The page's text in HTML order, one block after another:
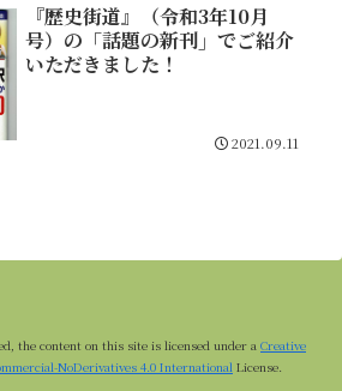
『歴史街道』（令和3年10月
号）の「話題の新刊」でご紹介
いただきました！
2021.09.11
the content on this site is licensed under a Creative
NoDerivatives 4.0 International License.